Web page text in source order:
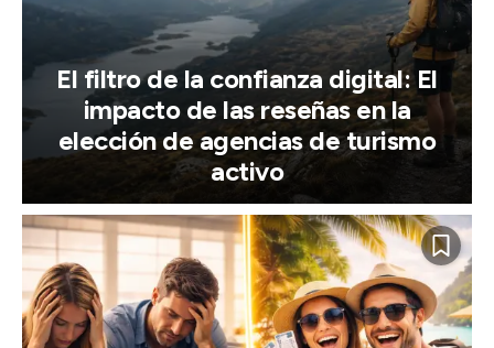
El filtro de la confianza digital: El
impacto de las reseñas en la
elección de agencias de turismo
activo